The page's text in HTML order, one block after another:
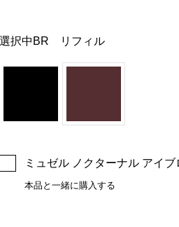
選択中 BR リフィル
ミュゼル ノクターナル アイ
本品と一緒に購入する